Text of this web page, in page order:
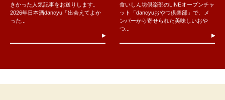
きかった人気記事をお送りします。
2026年日本酒dancyu「出会えてよか
った...
食いしん坊倶楽部のLINEオープンチャ
ット「dancyuおやつ倶楽部」で、メ
ンバーから寄せられた美味しいおや
つ...